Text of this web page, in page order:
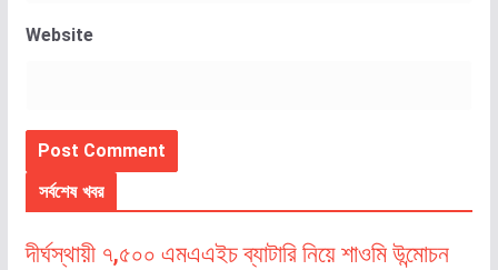
Website
সর্বশেষ খবর
দীর্ঘস্থায়ী ৭,৫০০ এমএএইচ ব্যাটারি নিয়ে শাওমি উন্মোচন